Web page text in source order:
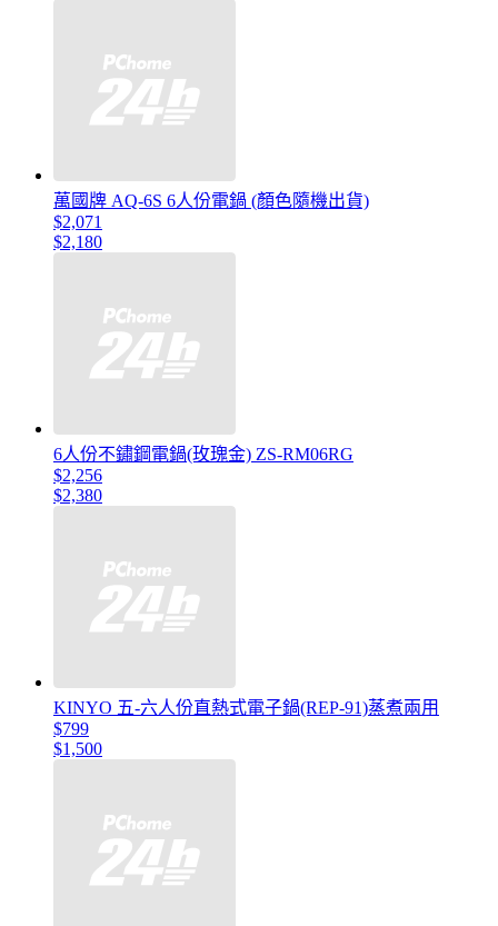
萬國牌 AQ-6S 6人份電鍋 (顏色隨機出貨)
$2,071
$2,180
6人份不鏽鋼電鍋(玫瑰金) ZS-RM06RG
$2,256
$2,380
KINYO 五-六人份直熱式電子鍋(REP-91)蒸煮兩用
$799
$1,500